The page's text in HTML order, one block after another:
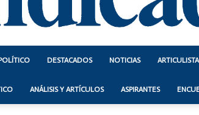
DESTACADOS NOTICIAS
ANÁLISIS Y ARTÍCULOS ASPIRANTES